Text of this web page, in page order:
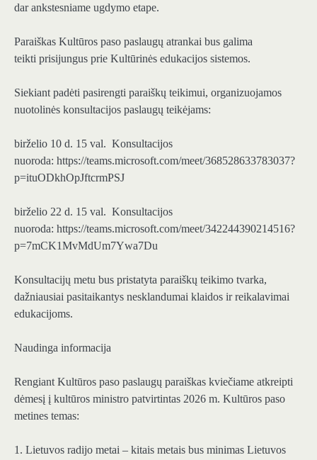
dar ankstesniame ugdymo etape.
Paraiškas Kultūros paso paslaugų atrankai bus galima
teikti prisijungus prie Kultūrinės edukacijos sistemos.
Siekiant padėti pasirengti paraiškų teikimui, organizuojamos
nuotolinės konsultacijos paslaugų teikėjams:
birželio 10 d. 15 val. Konsultacijos
nuoroda: https://teams.microsoft.com/meet/368528633783037?
p=ituODkhOpJftcrmPSJ
birželio 22 d. 15 val. Konsultacijos
nuoroda: https://teams.microsoft.com/meet/342244390214516?
p=7mCK1MvMdUm7Ywa7Du
Konsultacijų metu bus pristatyta paraiškų teikimo tvarka,
dažniausiai pasitaikantys nesklandumai klaidos ir reikalavimai
edukacijoms.
Naudinga informacija
Rengiant Kultūros paso paslaugų paraiškas kviečiame atkreipti
dėmesį į kultūros ministro patvirtintas 2026 m. Kultūros paso
metines temas:
1. Lietuvos radijo metai – kitais metais bus minimas Lietuvos